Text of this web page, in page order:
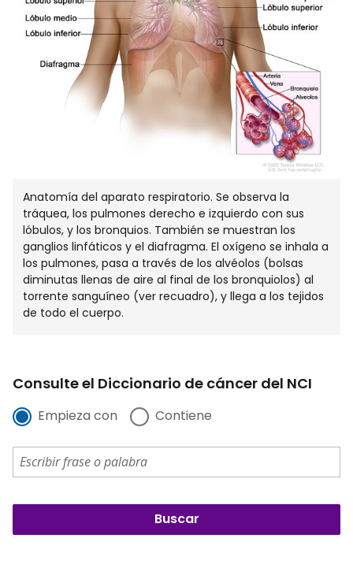
Anatomía del aparato respiratorio. Se observa la
tráquea, los pulmones derecho e izquierdo con sus
lóbulos, y los bronquios. También se muestran los
ganglios linfáticos y el diafragma. El oxígeno se inhala a
los pulmones, pasa a través de los alvéolos (bolsas
diminutas llenas de aire al final de los bronquiolos) al
torrente sanguíneo (ver recuadro), y llega a los tejidos
de todo el cuerpo.
Consulte el Diccionario de cáncer del NCI
Empieza con Contiene